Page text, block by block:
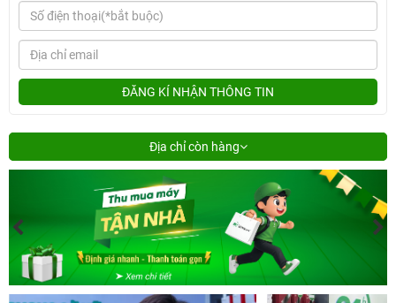
ĐĂNG KÍ NHẬN THÔNG TIN
Địa chỉ còn hàng